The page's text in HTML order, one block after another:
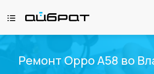
Ремонт Oppo A58 во